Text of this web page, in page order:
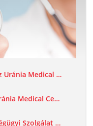
Dr. Baross Gábor Nőgyógyász Uránia Medical Center
Dr. Kósa Zsolt Nőgyógyász Uránia Medical Center
Országos Foglalkozás-Egészségügyi Szolgálat Kft.